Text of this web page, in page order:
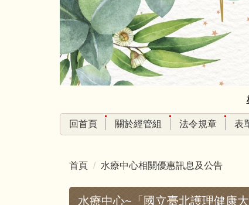
回首頁 關於經管組 法令規章 表
首頁 水療中心相關優惠訊息及公告
水療中心~「國立臺北護理健康